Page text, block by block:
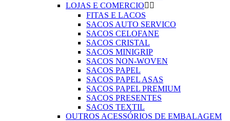
LOJAS E COMERCIO 
FITAS E LACOS
SACOS AUTO SERVICO
SACOS CELOFANE
SACOS CRISTAL
SACOS MINIGRIP
SACOS NON-WOVEN
SACOS PAPEL
SACOS PAPEL ASAS
SACOS PAPEL PREMIUM
SACOS PRESENTES
SACOS TEXTIL
OUTROS ACESSÓRIOS DE EMBALAGEM